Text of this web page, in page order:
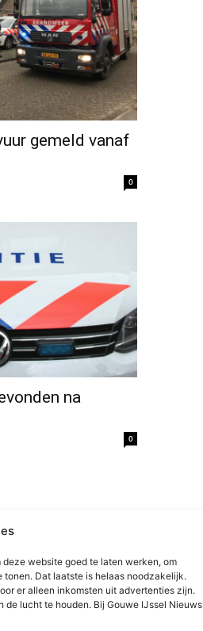
website goed te laten werken, om
Dat laatste is helaas noodzakelijk.
er alleen inkomsten uit advertenties zijn.
lucht te houden. Bij Gouwe IJssel Nieuws
gemeld vanaf
0
na
0